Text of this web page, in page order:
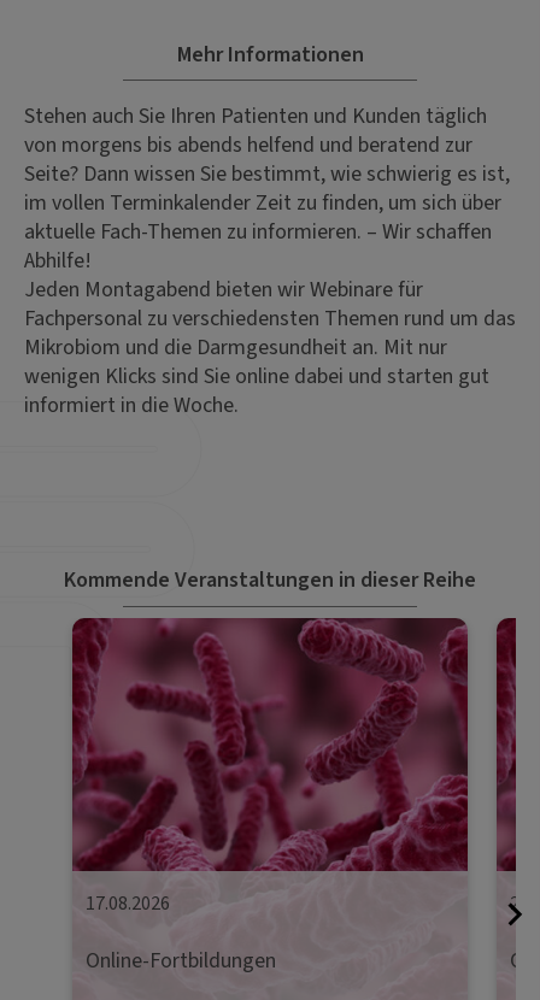
Mehr Informationen
Stehen auch Sie Ihren Patienten und Kunden täglich
von morgens bis abends helfend und beratend zur
Seite? Dann wissen Sie bestimmt, wie schwierig es ist,
im vollen Terminkalender Zeit zu finden, um sich über
aktuelle Fach-Themen zu informieren. – Wir schaffen
Abhilfe!
Jeden Montagabend bieten wir Webinare für
Fachpersonal zu verschiedensten Themen rund um das
Mikrobiom und die Darmgesundheit an. Mit nur
wenigen Klicks sind Sie online dabei und starten gut
informiert in die Woche.
Kommende Veranstaltungen in dieser Reihe
17.08.2026
Online-Fortbildungen